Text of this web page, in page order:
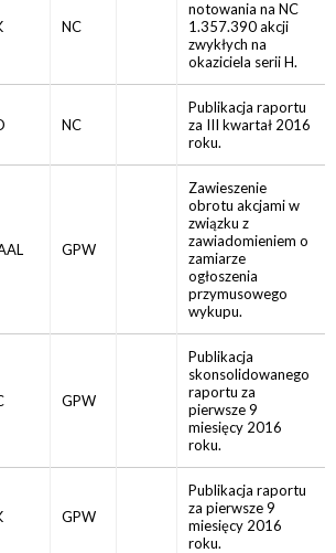
NC
notowania na NC
1.357.390 akcji
zwykłych na
okaziciela serii H.
NC
Publikacja raportu
za III kwartał 2016
roku.
GPW
Zawieszenie
obrotu akcjami w
związku z
zawiadomieniem o
zamiarze
ogłoszenia
przymusowego
wykupu.
GPW
Publikacja
skonsolidowanego
raportu za
pierwsze 9
miesięcy 2016
roku.
GPW
Publikacja raportu
za pierwsze 9
miesięcy 2016
roku.